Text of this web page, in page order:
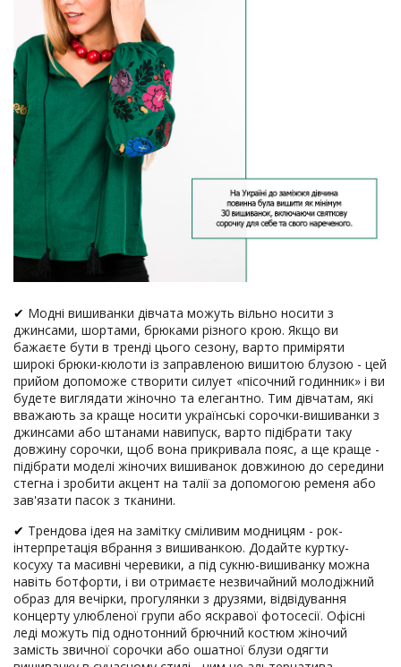
✔ Модні вишиванки дівчата можуть вільно носити з
джинсами, шортами, брюками різного крою. Якщо ви
бажаєте бути в тренді цього сезону, варто приміряти
широкі брюки-кюлоти із заправленою вишитою блузою - цей
прийом допоможе створити силует «пісочний годинник» і ви
будете виглядати жіночно та елегантно. Тим дівчатам, які
вважають за краще носити українські сорочки-вишиванки з
джинсами або штанами навипуск, варто підібрати таку
довжину сорочки, щоб вона прикривала пояс, а ще краще -
підібрати моделі жіночих вишиванок довжиною до середини
стегна і зробити акцент на талії за допомогою ременя або
зав'язати пасок з тканини.
✔ Трендова ідея на замітку сміливим модницям - рок-
інтерпретація вбрання з вишиванкою. Додайте куртку-
косуху та масивні черевики, а під сукню-вишиванку можна
навіть ботфорти, і ви отримаєте незвичайний молодіжний
образ для вечірки, прогулянки з друзями, відвідування
концерту улюбленої групи або яскравої фотосесії. Офісні
леді можуть під однотонний брючний костюм жіночий
замість звичної сорочки або ошатної блузи одягти